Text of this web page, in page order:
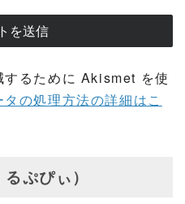
するために Akismet を使
の処理方法の詳細はこ
ぷぴぃ）